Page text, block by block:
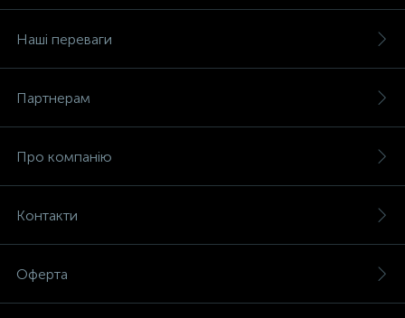
Наші переваги
Партнерам
Про компанію
Контакти
Оферта